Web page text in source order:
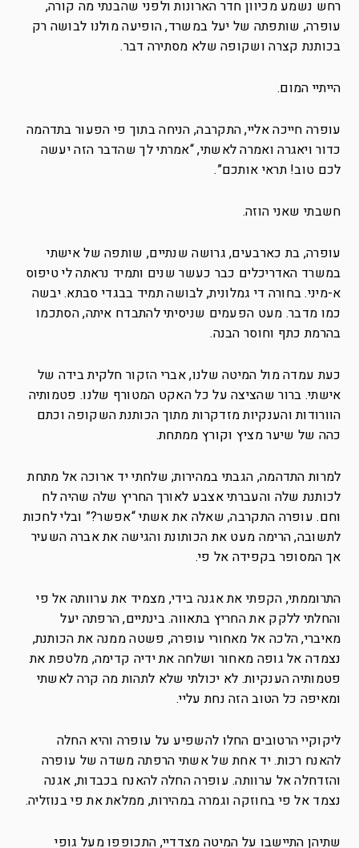
רחש נשמע מכיוון חדר הארונות ולפני שהבנתי מה קורה,
עופרה, שותפתה של יעל במשרד, הופיעה מולנו לבושה רק
בכותנת קצרה ושקופה שלא מסתירה דבר.
הייתיי המום.
עופרה חייכה אליי, התקרבה, הניחה בתוך פי הפעור בתדהמה
כדור ויאגרה ואמרה לאשתי, “אמרתי לך שהדבר הזה יעשה
לכם טוב! תראי אותכם”.
חשבתי שאני הוזה.
עופרה, בת כארבעים, גרושה שנתיים, שותפה של אישתי
במשרד האדריכלים כבר כעשר שנים ותמיד נראתה לי טיפוס
א-מיני. בחורה די גמלונית, לבושה תמיד בבגדי סבתא. יבשה
כמו מדבר. מעט הפעמים שניסיתי להתבדח איתה, הסתכמו
בהרמת כתף וחוסר הבנה.
כעת עמדה מול המיטה שלנו, אברי הזקור חלקית בידה של
אישתי. ברור שהציצה על כל האקט המטורף שלנו. פטמותיה
הוורודות והענקיות מזדקרות מתוך הכותנת השקופה וכתם
כהה של שיער מציץ וקורץ ממתחת.
למרות התדהמה, הגבתי במהירות; שלחתי יד ארוכה אל מתחת
לכותנת שלה והעברתי אצבע לאורך החריץ שלה שהיה לח
וחם. עופרה התקרבה, שאלה את אשתי “אפשר?” ובלי לחכות
לתשובה, הרימה מעט את הכותונת והגישה את אברה השעיר
אך המסופר בקפידה אל פי.
התרוממתי, הקפתי את אגנה בידי, מצמיד את ערוותה אל פי
והחלתי ללקק את החריץ בתאווה. בינתיים, הרפתה יעל
מאיברי, הלכה אל מאחורי עופרה, פשטה ממנה את הכותנת,
נצמדה אל גופה מאחור ושלחה את ידיה קדימה, מלטפת את
פטמותיה הענקיות. לא יכולתי שלא לתהות מה קרה לאשתי
ומאיפה כל הטוב הזה נחת עליי.
ליקוקיי הרטובים החלו להשפיע על עופרה והיא החלה
להאנח רכות. יד אחת של אשתי הרפתה משדה של עופרה
והזדחלה אל ערוותה. עופרה החלה להאנח בכבדות, אגנה
נצמד אל פי בחוזקה וגמרה במהירות, ממלאת את פי בנוזליה.
שתיהן התיישבו על המיטה מצדדיי, התכופפו מעל גופי